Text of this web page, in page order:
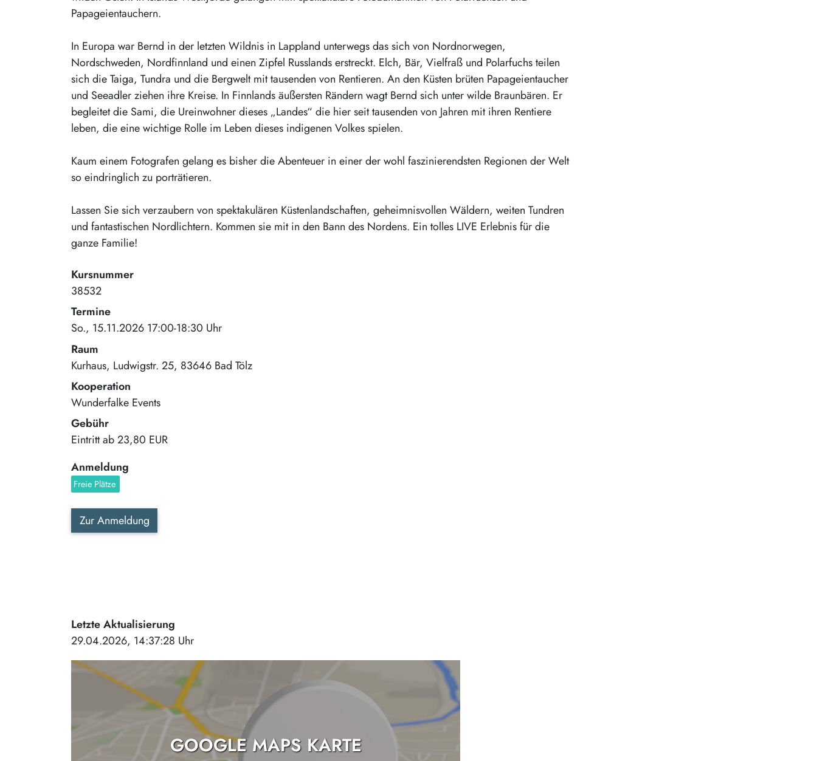
Papageientauchern.
In Europa war Bernd in der letzten Wildnis in Lappland unterwegs das sich von Nordnorwegen,
Nordschweden, Nordfinnland und einen Zipfel Russlands erstreckt. Elch, Bär, Vielfraß und Polarfuchs teilen
sich die Taiga, Tundra und die Bergwelt mit tausenden von Rentieren. An den Küsten brüten Papageientaucher
und Seeadler ziehen ihre Kreise. In Finnlands äußersten Rändern wagt Bernd sich unter wilde Braunbären. Er
begleitet die Sami, die Ureinwohner dieses „Landes“ die hier seit tausenden von Jahren mit ihren Rentiere
leben, die eine wichtige Rolle im Leben dieses indigenen Volkes spielen.
Kaum einem Fotografen gelang es bisher die Abenteuer in einer der wohl faszinierendsten Regionen der Welt
so eindringlich zu porträtieren.
Lassen Sie sich verzaubern von spektakulären Küstenlandschaften, geheimnisvollen Wäldern, weiten Tundren
und fantastischen Nordlichtern. Kommen sie mit in den Bann des Nordens. Ein tolles LIVE Erlebnis für die
ganze Familie!
Kursnummer
38532
Termine
So., 15.11.2026 17:00-18:30 Uhr
Raum
Kurhaus Ludwigstr. 25 83646 Bad Tölz
Kooperation
Wunderfalke Events
Gebühr
Eintritt ab23,80 EUR
Anmeldung
Freie Plätze
Zur Anmeldung
Letzte Aktualisierung
29.04.2026, 14:37:28 Uhr
GOOGLE MAPS KARTE